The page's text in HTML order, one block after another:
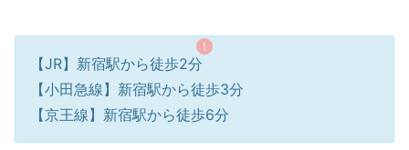
【JR】新宿駅から徒歩2分
【小田急線】新宿駅から徒歩3分
【京王線】新宿駅から徒歩6分